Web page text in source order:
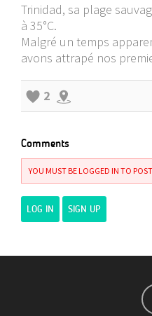
Trinidad, sa plage
à 35°C.
Malgré un temps
avons attrapé nos
2
Comments
YOU MUST BE LOGGED IN TO
LOG IN SIGN UP